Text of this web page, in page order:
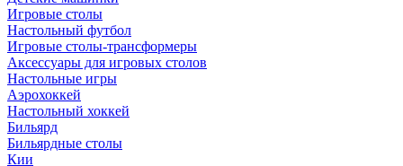
Игровые столы
Настольный футбол
Игровые столы-трансформеры
Аксессуары для игровых столов
Настольные игры
Аэрохоккей
Настольный хоккей
Бильярд
Бильярдные столы
Кии